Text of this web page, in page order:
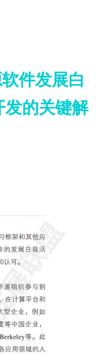
件发展白
的关键解